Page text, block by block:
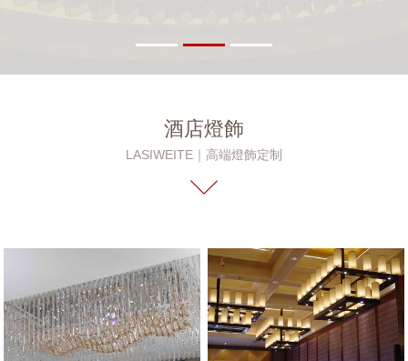
酒店燈飾
LASIWEITE｜高端燈飾定制